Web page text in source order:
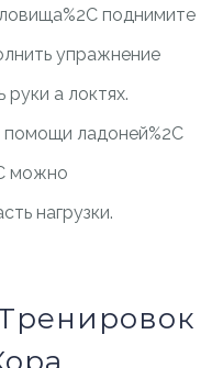
поднимите
упражнение
а локтях.
помощи ладоней%2C
можно
нагрузки.